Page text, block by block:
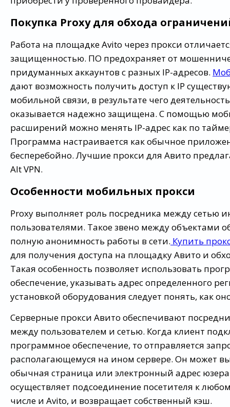
Покупка Proxy для обхода
Работа на площадке Avito через прокси
защищенностью. ПО предохраняет от
придуманных аккаунтов с разных IP-адресов.
дают возможность получить доступ к IР
мобильной связи, в результате чего
оказывается надежно защищена. С помощью
расширений можно менять IP-адрес как по
Программа настраивается как обычное
бесперебойно. Лучшие прокси для Авито
Alt VPN.
Особенности мобильных прокси
Proxy выполняет роль посредника между сетью
пользователями. Такое звено между объектами
полную анонимность работы в сети. Купить
для получения доступа на площадку Авито и
Такая особенность позволяет использовать
обеспечение, указывать адрес определенного
установкой оборудования следует понять, как
Серверные прокси Авито обеспечивают
между пользователем и сетью. Когда клиент
программное обеспечение, то отправляется
располагающемуся на ином сервере. Он может
обычная страница или электронный адрес
осуществляет подсоединение посетителя к
числе и Avito, и возвращает собственный кэш.